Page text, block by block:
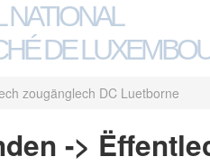
NATIONAL
DE
zougänglech DC Luetborne
->